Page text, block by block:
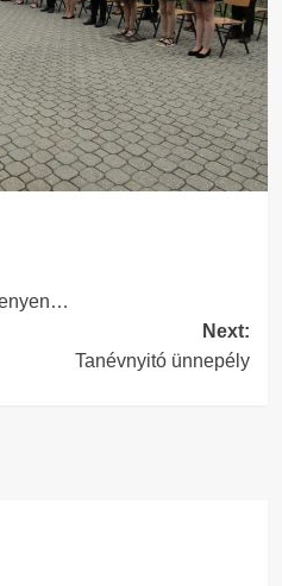
Next:
Tanévnyitó ünnepély